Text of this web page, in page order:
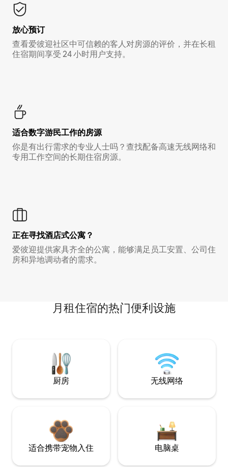
放心预订
查看爱彼迎社区中可信赖的客人对房源的评价，并在长租
住宿期间享受 24 小时用户支持。
适合数字游民工作的房源
你是有出行需求的专业人士吗？查找配备高速无线网络和
专用工作空间的长期住宿房源。
正在寻找酒店式公寓？
爱彼迎提供家具齐全的公寓，能够满足员工安置、公司住
房和异地调动者的需求。
月租住宿的热门便利设施
厨房 无线网络
适合携带宠物入住 电脑桌